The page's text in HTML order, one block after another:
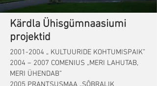
Kärdla Ühisgümnaasiumi
projektid
2001-2004 „ KULTUURIDE KOHTUMISPAIK”
2004 – 2007 COMENIUS „MERI LAHUTAB,
MERI ÜHENDAB”